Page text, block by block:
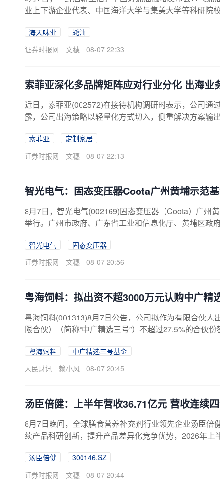
业上下游企业代表、中国海洋大学与集美大学等科研院
从粗放营销迈向精细化管控新阶段。当天还发布了蚝油
的方向。由海天联合陈晓卿团队打造的全球首部蚝油主
海天味业
蚝油
证券时报网
文穗 08-07 22:33
索菲亚深化多品牌矩阵应对行业分化 出海业
近日，索菲亚(002572)在接待机构调研时表示，公司通
露，公司出海策略以轻量化方式切入，侧重解决方案输
位稳固，而腰部品牌空间持续收窄。索菲亚主品牌依托
华鹤品牌则分别锁定轻高定市场与中高端中式人群细分
索菲亚
定制家居
证券时报网
文穗 08-07 22:13
智光电气：固态变压器Coota广州黄埔示范
8月7日，智光电气(002169)固态变压器（Coota）广州
举行。广州市政府、广东省工业和信息化厅、黄埔区政
见证广东省首个具有完全自主知识产权的固态变压器示
纵深推进、新型电力系统加速构建，智光电气紧扣“十
智光电气
固态变压器
证券时报网
文穗 08-07 20:56
粤海饲料：拟出资不超3000万元认购中广精
粤海饲料(001313)8月7日公告，公司拟作为有限合伙
限合伙）（简称“中广精选三号”）不超过27.5%的合伙份
粤海饲料
中广精选三号基金
人民财讯
赖小风 08-07 20:45
汤臣倍健：上半年营收36.71亿元 营收连续
8月7日晚间，全球膳食营养补充剂行业领先企业汤臣
续产品科研创新，提升产品差异化竞争优势，2026年
持正增长，这意味着汤臣倍健已连续四个季度营收同比
期承压，但仍以产品创新为突破口，在上半年展现出稳
汤臣倍健
300146.SZ
证券时报网
文穗 08-07 20:44